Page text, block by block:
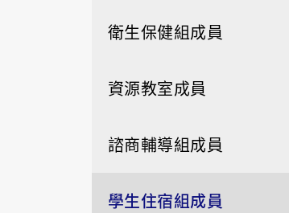
衛生保健組成員
資源教室成員
諮商輔導組成員
學生住宿組成員